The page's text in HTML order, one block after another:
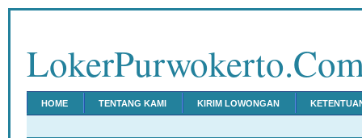
HOME TENTANG KAMI KIRIM LOWONGAN